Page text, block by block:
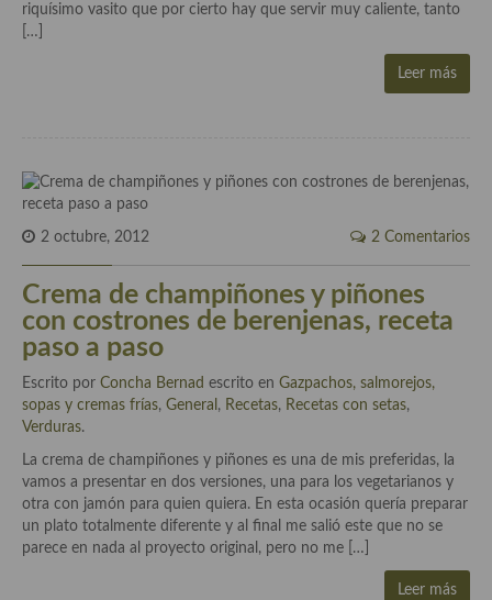
Cocina Azerí (Azerbaiyán)
Cocina Tailandesa
Cocina Japonesa
Cocina Vietnamita
Cocina camboyana
Cocina HIndú
Cocina China
Cocina del Pacifico
Cocina filipina
riquísimo vasito que por cierto hay que servir muy caliente, tanto
[…]
Leer más
2 octubre, 2012 2 Comentarios
Crema de champiñones y piñones
con costrones de berenjenas, receta
paso a paso
Escrito por Concha Bernad escrito en Gazpachos, salmorejos,
sopas y cremas frías, General , Recetas, Recetas con setas,
Verduras.
La crema de champiñones y piñones es una de mis preferidas, la
vamos a presentar en dos versiones, una para los vegetarianos y
otra con jamón para quien quiera. En esta ocasión quería preparar
un plato totalmente diferente y al final me salió este que no se
parece en nada al proyecto original, pero no me […]
Leer más